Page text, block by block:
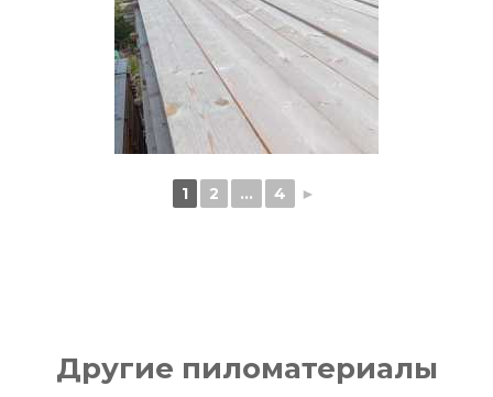
1 2 ... 4 ►
Другие пиломатериалы